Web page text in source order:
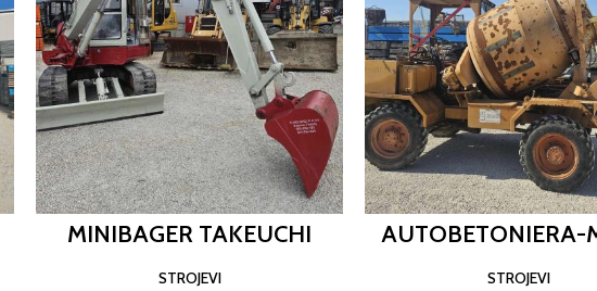
MINIBAGER TAKEUCHI
STROJEVI
AUTOBETONIERA-
STROJEVI